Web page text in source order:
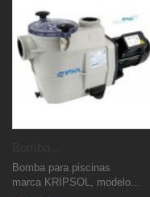
Bomba para piscinas
marca KRIPSOL, modelo...